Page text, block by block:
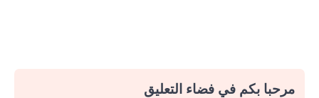
مرحبا بكم في فضاء التعليق